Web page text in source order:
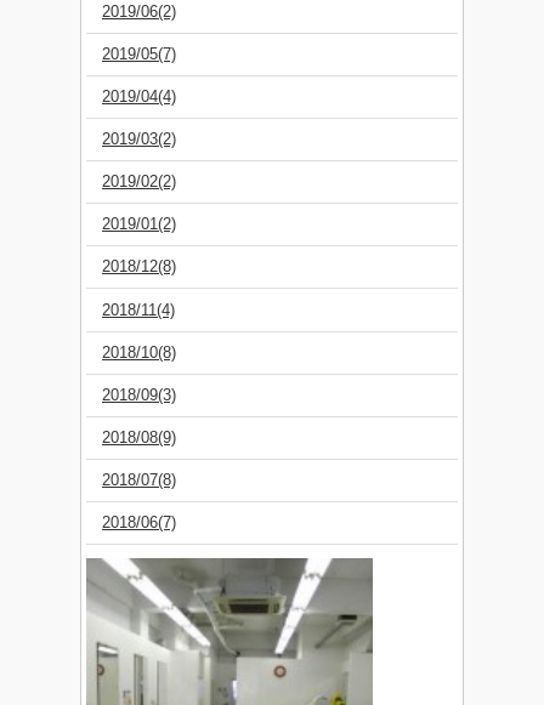
2019/06(2)
2019/05(7)
2019/04(4)
2019/03(2)
2019/02(2)
2019/01(2)
2018/12(8)
2018/11(4)
2018/10(8)
2018/09(3)
2018/08(9)
2018/07(8)
2018/06(7)